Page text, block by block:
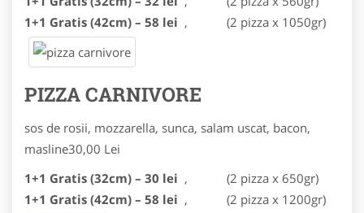
1+1 Gratis (42cm) – 58 lei , (2 pizza x 1050gr)
PIZZA CARNIVORE
sos de rosii, mozzarella, sunca, salam uscat, bacon,
masline30,00 Lei
1+1 Gratis (32cm) – 30 lei ,
(2 pizza x 650gr)
1+1 Gratis (42cm) – 58 lei , (2 pizza x 1200gr)